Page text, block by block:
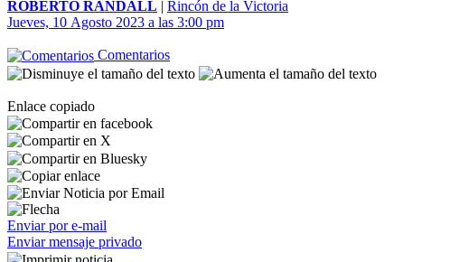
ROBERTO RANDALL | Rincón de la Victoria
Jueves, 10 Agosto 2023 a las 3:00 pm
Comentarios
Enlace copiado
Enviar por e-mail
Enviar mensaje privado